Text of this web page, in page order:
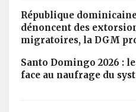
République
dénoncent des
migratoires, la DGM
Santo Domingo 2026 :
face au naufrage du